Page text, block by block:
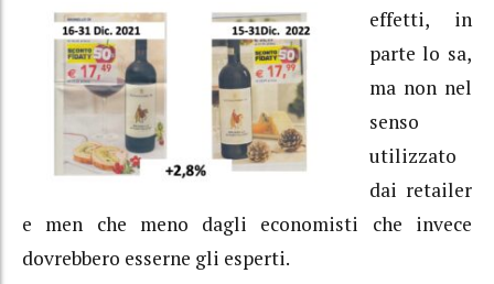
effetti, in
parte lo sa,
ma non nel
senso
utilizzato
dai retailer
e men che meno dagli economisti che invece
dovrebbero esserne gli esperti.